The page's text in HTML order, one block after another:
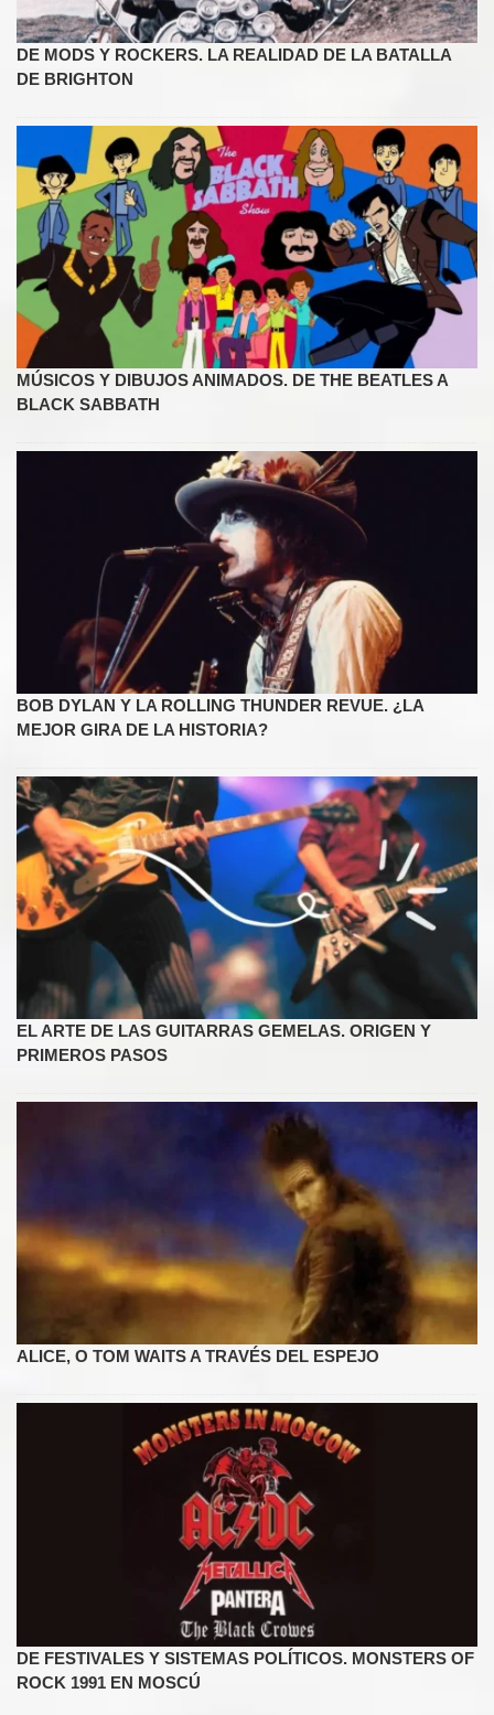
DE MODS Y ROCKERS. LA REALIDAD DE LA BATALLA
DE BRIGHTON
MÚSICOS Y DIBUJOS ANIMADOS. DE THE BEATLES A
BLACK SABBATH
BOB DYLAN Y LA ROLLING THUNDER REVUE. ¿LA
MEJOR GIRA DE LA HISTORIA?
EL ARTE DE LAS GUITARRAS GEMELAS. ORIGEN Y
PRIMEROS PASOS
ALICE, O TOM WAITS A TRAVÉS DEL ESPEJO
DE FESTIVALES Y SISTEMAS POLÍTICOS. MONSTERS OF
ROCK 1991 EN MOSCÚ